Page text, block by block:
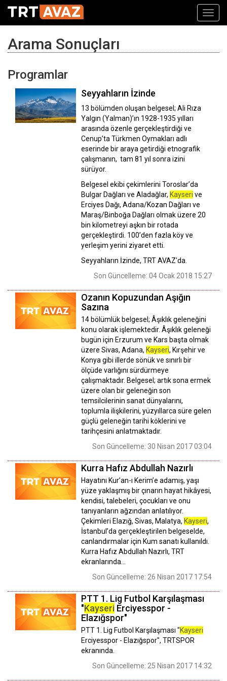
Arama Sonuçları
Programlar
Seyyahların İzinde
13 bölümden oluşan belgesel; Ali Rıza
Yalgın (Yalman)’ın 1928-1935 yılları
arasında özenle gerçekleştirdiği ve
Cenup’ta Türkmen Oymakları adlı
eserinde bir araya getirdiği etnografik
çalışmanın, tam 81 yıl sonra izini
sürüyor.
Belgesel ekibi çekimlerini Toroslar’da
Bulgar Dağları ve Aladağlar, Kayseri ve
Erciyes Dağı, Adana/Kozan Dağları ve
Maraş/Binboğa Dağları olmak üzere 20
bin kilometreyi aşkın bir rotada
gerçekleştirdi. 100’den fazla köy ve
yerleşim yerini ziyaret etti.
Seyyahların İzinde, TRT AVAZ'da.
Son Güncelleme: 04 Ocak 2018 15:27
Ozanın Kopuzundan Aşığın
Sazına
14 bölümlük belgesel; Âşıklık geleneğini
konu olarak işlemektedir. Âşıklık geleneği
bugün için Erzurum ve Kars başta olmak
üzere Sivas, Adana, Kayseri, Kırşehir ve
Konya gibi illerde sönük ve sınırlı bir
ölçüde varlığını sürdürmeye
çalışmaktadır. Belgesel; artık sona ermek
üzere olan bir geleneğin son
temsilcilerinin sanat dünyalarını,
toplumla ilişkilerini, yüzyıllarca süre gelen
güçlü geleneğin tarihi köklerini ve
tarihçesini anlatmaktadır.
Son Güncelleme: 30 Nisan 2017 03:04
Kurra Hafız Abdullah Nazırlı
Hayatını Kur’an-ı Kerim’e adamış, yaşı
yüze yaklaşmış bir çınarın hayat hikâyesi,
kendisi, talebeleri, çocukları ve onu
tanıyanların ağzından anlatılıyor.
Çekimleri Elazığ, Sivas, Malatya, Kayseri,
İstanbul’da gerçekleştirilen belgeselde,
canlandırmalar için Kum sanatı kullanıldı.
Kurra Hafız Abdullah Nazırlı, TRT
ekranlarında…
Son Güncelleme: 26 Nisan 2017 17:54
PTT 1. Lig Futbol Karşılaşması
"Kayseri Erciyesspor -
Elazığspor"
PTT 1. Lig Futbol Karşılaşması "Kayseri
Erciyesspor - Elazığspor", TRTSPOR
ekranında.
Son Güncelleme: 25 Nisan 2017 14:32